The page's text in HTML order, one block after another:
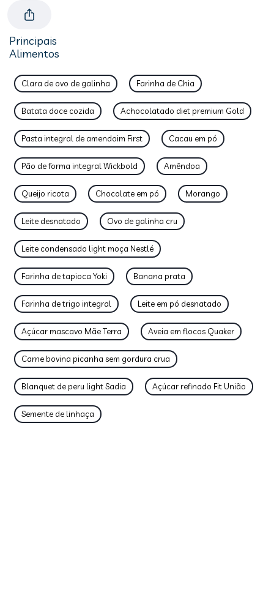
Principais
Alimentos
Clara de ovo de galinha Farinha de Chia
Batata doce cozida Achocolatado diet premium Gold
Pasta integral de amendoim First Cacau em pó
Pão de forma integral Wickbold Amêndoa
Queijo ricota Chocolate em pó Morango
Leite desnatado Ovo de galinha cru
Leite condensado light moça Nestlé
Farinha de tapioca Yoki Banana prata
Farinha de trigo integral Leite em pó desnatado
Açúcar mascavo Mãe Terra Aveia em flocos Quaker
Carne bovina picanha sem gordura crua
Blanquet de peru light Sadia Açúcar refinado Fit União
Semente de linhaça